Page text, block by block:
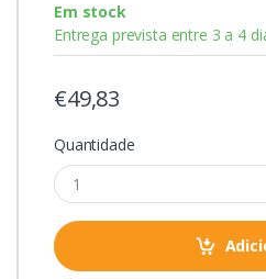
Em stock
Entrega prevista entre 3 a 4
€49,83
Quantidade